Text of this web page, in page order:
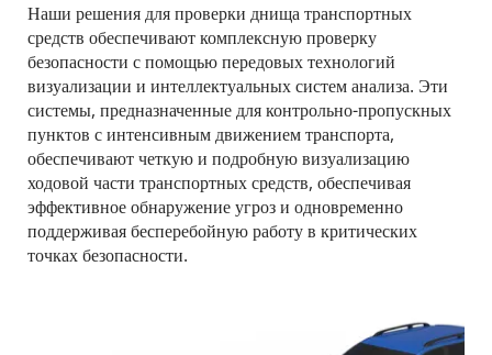
Наши решения для проверки днища транспортных
средств обеспечивают комплексную проверку
безопасности с помощью передовых технологий
визуализации и интеллектуальных систем анализа. Эти
системы, предназначенные для контрольно-пропускных
пунктов с интенсивным движением транспорта,
обеспечивают четкую и подробную визуализацию
ходовой части транспортных средств, обеспечивая
эффективное обнаружение угроз и одновременно
поддерживая бесперебойную работу в критических
точках безопасности.